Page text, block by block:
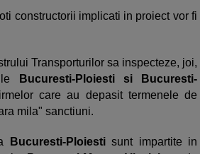
constructorii implicati in proiect vor fi
Transporturilor sa inspecteze, joi,
Bucuresti-Ploiesti si Bucuresti-
care au depasit termenele de
mila" sanctiuni.
Bucuresti-Ploiestisunt impartite in